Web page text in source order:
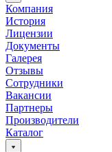
Компания
История
Лицензии
Документы
Галерея
Отзывы
Сотрудники
Вакансии
Партнеры
Производители
Каталог